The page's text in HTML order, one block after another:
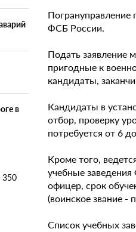
в
350
ФСБ России.
Подать заявление
пригодные к
кандидаты,
Кандидаты в
отбор, проверку
потребуется от 6
Кроме того,
учебные
офицер, срок
(воинское звание -
Список учебных